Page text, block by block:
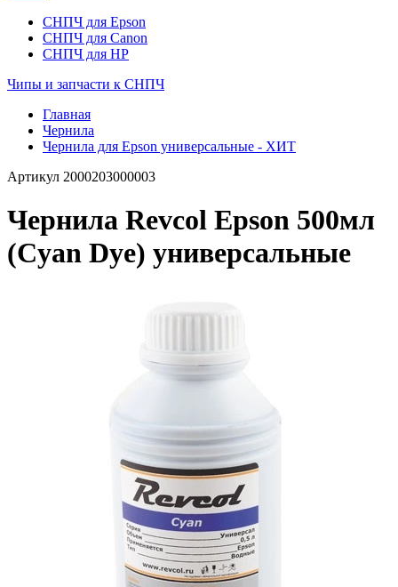
СНПЧ для Epson
СНПЧ для Canon
СНПЧ для HP
Чипы и запчасти к СНПЧ
Главная
Чернила
Чернила для Epson универсальные - ХИТ
Артикул 2000203000003
Чернила Revcol Epson 500мл
(Cyan Dye) универсальные